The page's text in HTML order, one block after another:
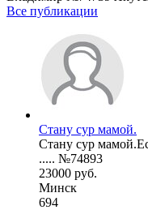
Все публикации
Стану сур мамой.
Стану сур
..... №74893
23000 руб.
Минск
694